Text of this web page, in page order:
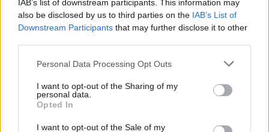
IAB’s list of downstream participants. This information may
also be disclosed by us to third parties on the IAB’s List of
Downstream Participants that may further disclose it to other
Please note that this website/app uses one or more Google
not limited to your visit or usage behaviour. You may click to
grant or deny consent to Google and its third-party tags to
use your data for below specified purposes in below Google
consent section.
Personal Data Processing Opt Outs
I want to opt-out of the Sharing of my
personal data.
Opted In
I want to opt-out of the Sale of my